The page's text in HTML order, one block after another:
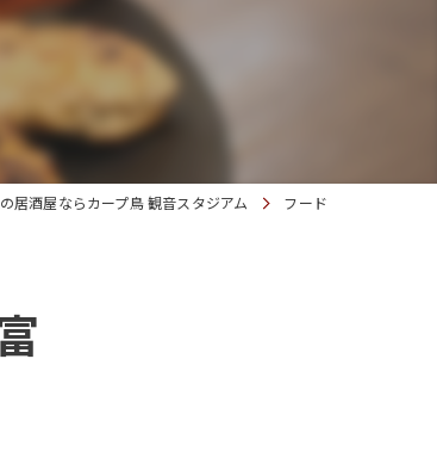
居酒屋ならカープ鳥 観音スタジアム フード